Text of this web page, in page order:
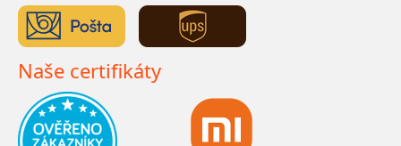
Naše certifikáty